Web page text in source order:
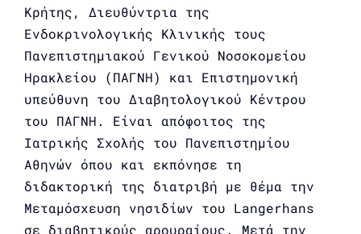
Κρήτης, Διευθύντρια της
Ενδοκρινολογικής Κλινικής τους
Πανεπιστημιακού Γενικού Νοσοκομείου
Ηρακλείου (ΠΑΓΝΗ) και Επιστημονική
υπεύθυνη του Διαβητολογικού Κέντρου
του ΠΑΓΝΗ. Είναι απόφοιτος της
Ιατρικής Σχολής του Πανεπιστημίου
Αθηνών όπου και εκπόνησε τη
διδακτορική της διατριβή με θέμα την
Mεταμόσχευση νησιδίων του Langerhans
σε διαβητικούς αρουραίους. Μετά την